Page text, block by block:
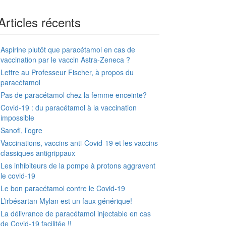
récents
Aspirine plutôt que paracétamol en cas de
vaccination par le vaccin Astra-Zeneca ?
Lettre au Professeur Fischer, à propos du
paracétamol
Pas de paracétamol chez la femme enceinte?
Covid-19 : du paracétamol à la vaccination
impossible
Sanofi, l’ogre
Vaccinations, vaccins anti-Covid-19 et les vaccins
classiques antigrippaux
Les inhibiteurs de la pompe à protons aggravent
le covid-19
Le bon paracétamol contre le Covid-19
L’irbésartan Mylan est un faux générique!
La délivrance de paracétamol injectable en cas
de Covid-19 facilitée !!